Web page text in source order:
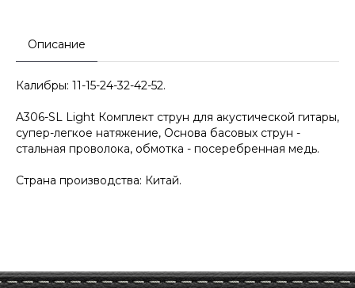
Описание
Калибры: 11-15-24-32-42-52.
A306-SL Light Комплект струн для акустической гитары,
супер-легкое натяжение, Основа басовых струн -
стальная проволока, обмотка - посеребренная медь.
Страна производства: Китай.